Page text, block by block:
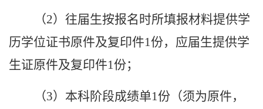
（2）往届生按报名时所填报材料提供学
历学位证书原件及复印件1份，应届生提供学
生证原件及复印件1份；
（3）本科阶段成绩单1份（须为原件，